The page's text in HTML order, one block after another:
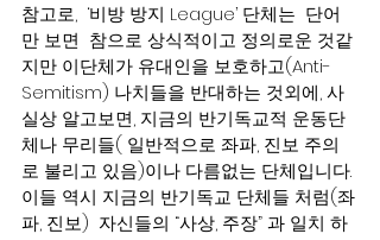
참고로,  ‘비방 방지 League’ 단체는  단어
만 보면  참으로 상식적이고 정의로운 것같
지만 이단체가 유대인을 보호하고(Anti-
Semitism) 나치들을 반대하는 것외에, 사
실상 알고보면, 지금의 반기독교적 운동단
체나 무리들( 일반적으로 좌파, 진보 주의
로 불리고 있음)이나 다름없는 단체입니다.
이들 역시 지금의 반기독교 단체들 처럼(좌
파, 진보)  자신들의 “사상, 주장” 과 일치 하